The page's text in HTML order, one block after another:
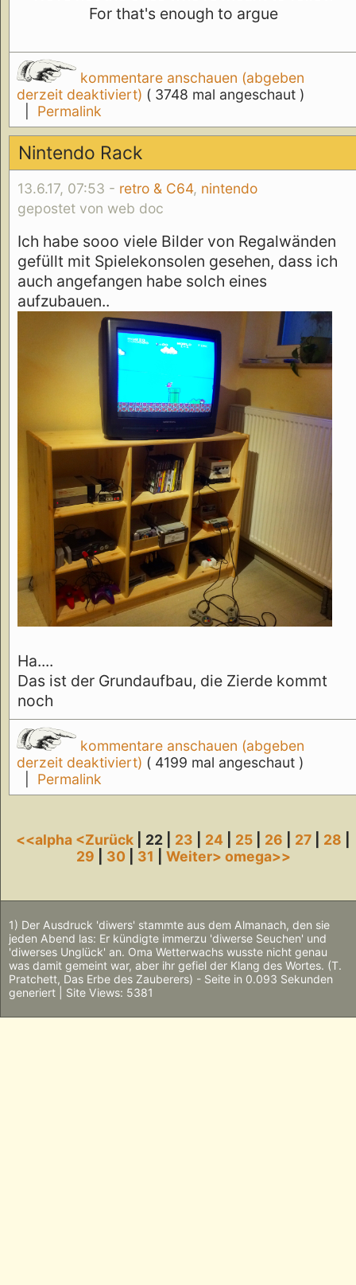
For that's enough to argue
kommentare anschauen (abgeben
derzeit deaktiviert) ( 3748 mal angeschaut )
Permalink
Nintendo Rack
13.6.17, 07:53 - retro & C64, nintendo
gepostet von web doc
Ich habe sooo viele Bilder von Regalwänden
gefüllt mit Spielekonsolen gesehen, dass ich
auch angefangen habe solch eines
aufzubauen..
Ha....
Das ist der Grundaufbau, die Zierde kommt
noch
kommentare anschauen (abgeben
derzeit deaktiviert) ( 4199 mal angeschaut )
Permalink
<<alpha <Zurück | 22 | 23 24 25 26 27 28
29
30| 31 Weiter> omega>>
1) Der Ausdruck 'diwers' stammte aus dem Almanach, den sie
jeden Abend las: Er kündigte immerzu 'diwerse Seuchen' und
'diwerses Unglück' an. Oma Wetterwachs wusste nicht genau
was damit gemeint war, aber ihr gefiel der Klang des Wortes. (T.
Pratchett, Das Erbe des Zauberers) - Seite in 0.093 Sekunden
generiert | Site Views: 5381